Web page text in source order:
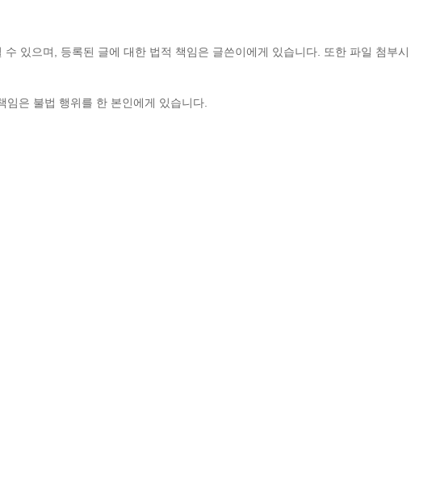
있으며, 등록된 글에 대한 법적 책임은 글쓴이에게 있습니다. 또한 파일 첨부시
임은 불법 행위를 한 본인에게 있습니다.